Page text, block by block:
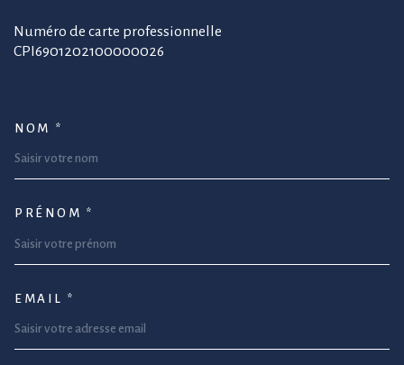
Numéro de carte professionnelle
CPI6901202100000026
NOM *
PRÉNOM *
EMAIL *